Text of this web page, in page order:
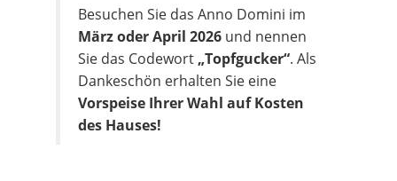
Besuchen Sie das Anno Domini im
März oder April 2026 und nennen
Sie das Codewort „Topfgucker“. Als
Dankeschön erhalten Sie eine
Vorspeise Ihrer Wahl auf Kosten
des Hauses!